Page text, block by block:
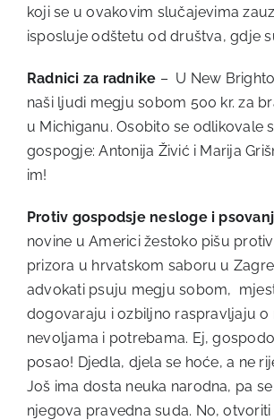
koji se u ovakovim slučajevima
isposluje odštetu od društva, gdje
Radnici za radnike – U New
naši ljudi megju sobom 500 kr. za
u Michiganu. Osobito se odlikovale
gospogje: Antonija Živić i Marija
im!
Protiv gospodsje nesloge i
novine u Americi žestoko pišu
prizora u hrvatskom saboru u
advokati psuju megju sobom,
dogovaraju i ozbiljno raspravljaju o
nevoljama i potrebama. Ej,
posao! Djedla, djela se hoće, a ne
Još ima dosta neuka narodna, pa
njegova pravedna suda. No, otvoriti